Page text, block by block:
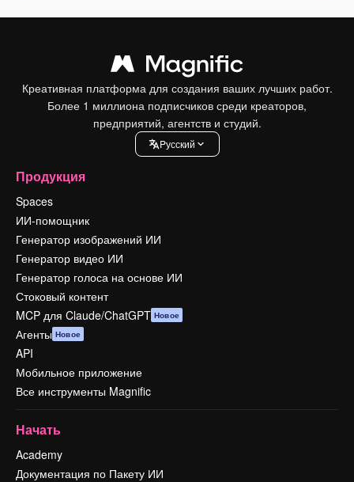
Креативная платформа для создания ваших лучших работ.
Более 1 миллиона подписчиков среди креаторов,
предприятий, агентств и студий.
Pусский
Продукция
Spaces
ИИ-помощник
Генератор изображений ИИ
Генератор видео ИИ
Генератор голоса на основе ИИ
Стоковый контент
MCP для Claude/ChatGPT Новое
Агенты Новое
API
Мобильное приложение
Все инструменты Magnific
Начать
Academy
Документация по Пакету ИИ